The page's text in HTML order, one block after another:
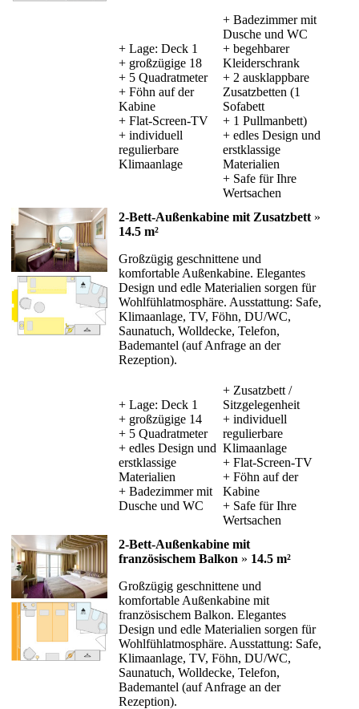
+ Lage: Deck 1
+ großzügige 18
+ 5 Quadratmeter
+ Föhn auf der
Kabine
+ Flat-Screen-TV
+ individuell
regulierbare
Klimaanlage
+ Badezimmer mit
Dusche und WC
+ begehbarer
Kleiderschrank
+ 2 ausklappbare
Zusatzbetten (1
Sofabett
+ 1 Pullmanbett)
+ edles Design und
erstklassige
Materialien
+ Safe für Ihre
Wertsachen
2-Bett-Außenkabine mit Zusatzbett »
14.5 m²
Großzügig geschnittene und
komfortable Außenkabine. Elegantes
Design und edle Materialien sorgen für
Wohlfühlatmosphäre. Ausstattung: Safe,
Klimaanlage, TV, Föhn, DU/WC,
Saunatuch, Wolldecke, Telefon,
Bademantel (auf Anfrage an der
Rezeption).
+ Lage: Deck 1
+ großzügige 14
+ 5 Quadratmeter
+ edles Design und
erstklassige
Materialien
+ Badezimmer mit
Dusche und WC
+ Zusatzbett /
Sitzgelegenheit
+ individuell
regulierbare
Klimaanlage
+ Flat-Screen-TV
+ Föhn auf der
Kabine
+ Safe für Ihre
Wertsachen
2-Bett-Außenkabine mit
französischem Balkon » 14.5 m²
Großzügig geschnittene und
komfortable Außenkabine mit
französischem Balkon. Elegantes
Design und edle Materialien sorgen für
Wohlfühlatmosphäre. Ausstattung: Safe,
Klimaanlage, TV, Föhn, DU/WC,
Saunatuch, Wolldecke, Telefon,
Bademantel (auf Anfrage an der
Rezeption).